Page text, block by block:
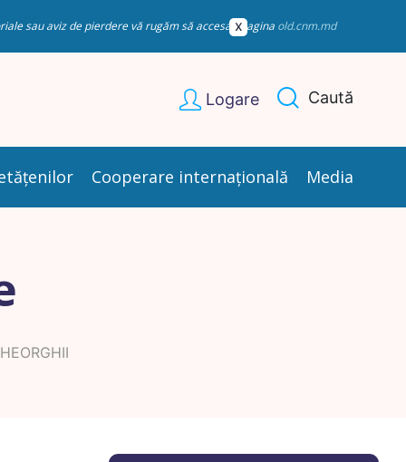
sau aviz de pierdere vă rugăm să accesați pagina old.cnm.md
Logare Caută
Cooperare internațională Media